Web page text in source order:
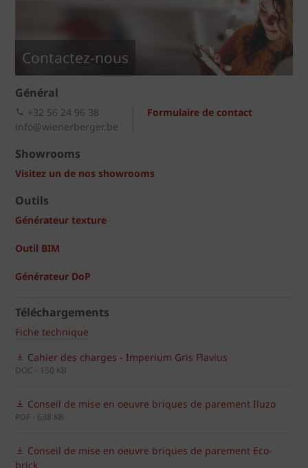
Contactez-nous
Général
Formulaire de contact
+32 56 24 96 38
info@wienerberger.be
Showrooms
Visitez un de nos showrooms
Outils
Générateur texture
Outil BIM
Générateur DoP
Téléchargements
Fiche technique
Cahier des charges - Imperium Gris Flavius
DOC - 150 KB
Conseil de mise en oeuvre briques de parement Iluzo
PDF - 638 KB
Conseil de mise en oeuvre briques de parement Eco-
brick